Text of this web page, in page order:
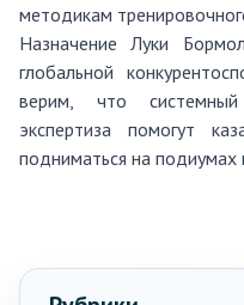
методикам
Назначение Луки
глобальной
верим, что
экспертиза помогут
подниматься на подиумах